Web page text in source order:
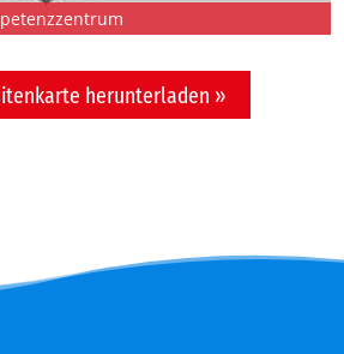
herunterladen »